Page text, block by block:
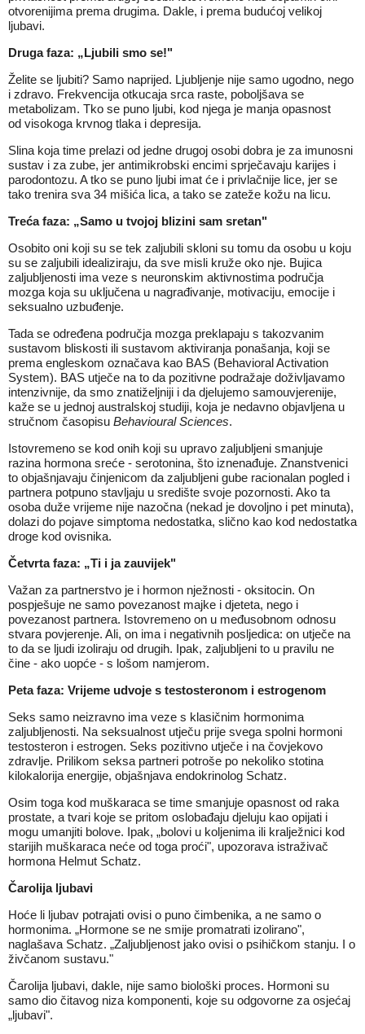
otvorenijima prema drugima. Dakle, i prema budućoj velikoj
ljubavi.
Druga faza: „Ljubili smo se!"
Želite se ljubiti? Samo naprijed. Ljubljenje nije samo ugodno, nego
i zdravo. Frekvencija otkucaja srca raste, poboljšava se
metabolizam. Tko se puno ljubi, kod njega je manja opasnost
od visokoga krvnog tlaka i depresija.
Slina koja time prelazi od jedne drugoj osobi dobra je za imunosni
sustav i za zube, jer antimikrobski encimi sprječavaju karijes i
parodontozu. A tko se puno ljubi imat će i privlačnije lice, jer se
tako trenira sva 34 mišića lica, a tako se zateže kožu na licu.
Treća faza: „Samo u tvojoj blizini sam sretan"
Osobito oni koji su se tek zaljubili skloni su tomu da osobu u koju
su se zaljubili idealiziraju, da sve misli kruže oko nje. Bujica
zaljubljenosti ima veze s neuronskim aktivnostima područja
mozga koja su uključena u nagrađivanje, motivaciju, emocije i
seksualno uzbuđenje.
Tada se određena područja mozga preklapaju s takozvanim
sustavom bliskosti ili sustavom aktiviranja ponašanja, koji se
prema engleskom označava kao BAS (Behavioral Activation
System). BAS utječe na to da pozitivne podražaje doživljavamo
intenzivnije, da smo znatiželjniji i da djelujemo samouvjerenije,
kaže se u jednoj australskoj studiji, koja je nedavno objavljena u
stručnom časopisu Behavioural Sciences.
Istovremeno se kod onih koji su upravo zaljubljeni smanjuje
razina hormona sreće - serotonina, što iznenađuje. Znanstvenici
to objašnjavaju činjenicom da zaljubljeni gube racionalan pogled i
partnera potpuno stavljaju u središte svoje pozornosti. Ako ta
osoba duže vrijeme nije nazočna (nekad je dovoljno i pet minuta),
dolazi do pojave simptoma nedostatka, slično kao kod nedostatka
droge kod ovisnika.
Četvrta faza: „Ti i ja zauvijek"
Važan za partnerstvo je i hormon nježnosti - oksitocin. On
pospješuje ne samo povezanost majke i djeteta, nego i
povezanost partnera. Istovremeno on u međusobnom odnosu
stvara povjerenje. Ali, on ima i negativnih posljedica: on utječe na
to da se ljudi izoliraju od drugih. Ipak, zaljubljeni to u pravilu ne
čine - ako uopće - s lošom namjerom.
Peta faza: Vrijeme udvoje s testosteronom i estrogenom
Seks samo neizravno ima veze s klasičnim hormonima
zaljubljenosti. Na seksualnost utječu prije svega spolni hormoni
testosteron i estrogen. Seks pozitivno utječe i na čovjekovo
zdravlje. Prilikom seksa partneri potroše po nekoliko stotina
kilokalorija energije, objašnjava endokrinolog Schatz.
Osim toga kod muškaraca se time smanjuje opasnost od raka
prostate, a tvari koje se pritom oslobađaju djeluju kao opijati i
mogu umanjiti bolove. Ipak, „bolovi u koljenima ili kralježnici kod
starijih muškaraca neće od toga proći", upozorava istraživač
hormona Helmut Schatz.
Čarolija ljubavi
Hoće li ljubav potrajati ovisi o puno čimbenika, a ne samo o
hormonima. „Hormone se ne smije promatrati izolirano",
naglašava Schatz. „Zaljubljenost jako ovisi o psihičkom stanju. I o
živčanom sustavu."
Čarolija ljubavi, dakle, nije samo biološki proces. Hormoni su
samo dio čitavog niza komponenti, koje su odgovorne za osjećaj
„ljubavi".